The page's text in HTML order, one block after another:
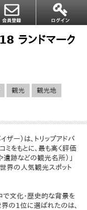
ランドマーク
観光 観光地
ー）は、トリップアドバ
をもとに、最も高く評価
跡などの観光名所）」
界の人気観光スポット
で文化・歴史的な背景を
の1位に選ばれたのは、